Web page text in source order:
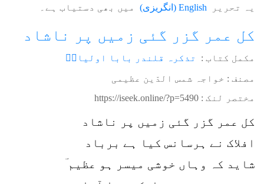
یہ تحریر English
( انگریزی) میں بھی دستیاب ہے۔
کل عمر گزر گئی زمیں پر ناشاد
مکمل کتاب : تذکرہ قلندر بابا اولیاءؒ
مصنف : خواجہ شمس الدّین عظیمی
مختصر لنک : https://iseek.online/?p=5490
کل عمر گزر گئی زمیں پر ناشاد
افلاک نے ہرسانس کیا ہے برباد
شاید کہ وہاں خوشی میسر ہو عظیم ؔ